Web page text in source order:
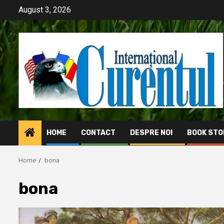
content
August 3, 2026
HOME CONTACT DESPRE NOI BOOK
Home bona
bona